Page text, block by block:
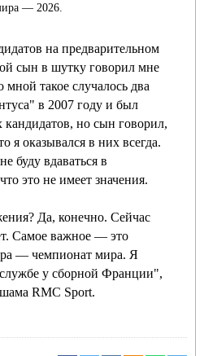
— 2026.
на предварительном
сын в шутку говорил мне
такое случалось два
в 2007 году и был
кандидатов, но сын говорил,
я оказывался в них всегда.
буду вдаваться в
это не имеет значения.
Да, конечно. Сейчас
Самое важное — это
— чемпионат мира. Я
службе у сборной Франции",
RMC Sport.